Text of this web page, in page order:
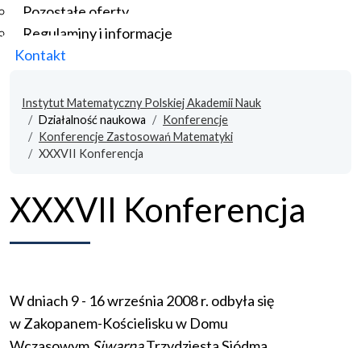
Pozostałe oferty
Regulaminy i informacje
Kontakt
Instytut Matematyczny Polskiej Akademii Nauk
Działalność naukowa
Konferencje
Konferencje Zastosowań Matematyki
XXXVII Konferencja
XXXVII Konferencja
W dniach 9 - 16 września 2008 r. odbyła się
w Zakopanem-Kościelisku w Domu